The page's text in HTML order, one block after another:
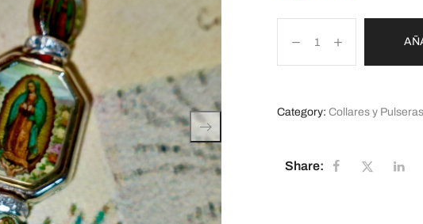
Category: Collares y
Share: